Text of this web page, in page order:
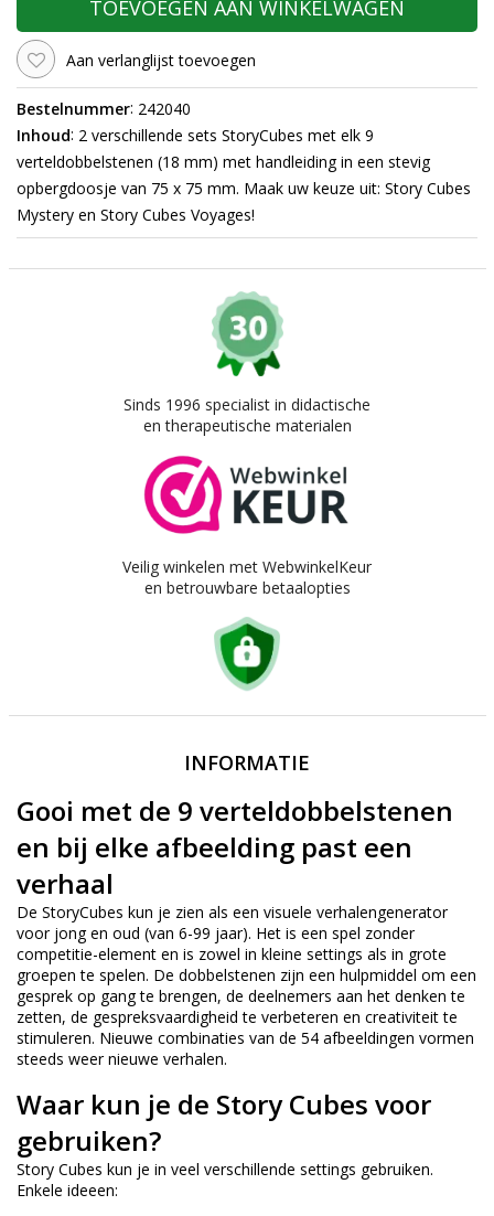
TOEVOEGEN AAN WINKELWAGEN
Aan verlanglijst toevoegen
Bestelnummer: 242040
Inhoud: 2 verschillende sets StoryCubes met elk 9
verteldobbelstenen (18 mm) met handleiding in een stevig
opbergdoosje van 75 x 75 mm. Maak uw keuze uit: Story Cubes
Mystery en Story Cubes Voyages!
Sinds 1996 specialist in didactische
en therapeutische materialen
Veilig winkelen met WebwinkelKeur
en betrouwbare betaalopties
INFORMATIE
Gooi met de 9 verteldobbelstenen
en bij elke afbeelding past een
verhaal
De StoryCubes kun je zien als een visuele verhalengenerator
voor jong en oud (van 6-99 jaar). Het is een spel zonder
competitie-element en is zowel in kleine settings als in grote
groepen te spelen. De dobbelstenen zijn een hulpmiddel om een
gesprek op gang te brengen, de deelnemers aan het denken te
zetten, de gespreksvaardigheid te verbeteren en creativiteit te
stimuleren. Nieuwe combinaties van de 54 afbeeldingen vormen
steeds weer nieuwe verhalen.
Waar kun je de Story Cubes voor
gebruiken?
Story Cubes kun je in veel verschillende settings gebruiken.
Enkele ideeen: